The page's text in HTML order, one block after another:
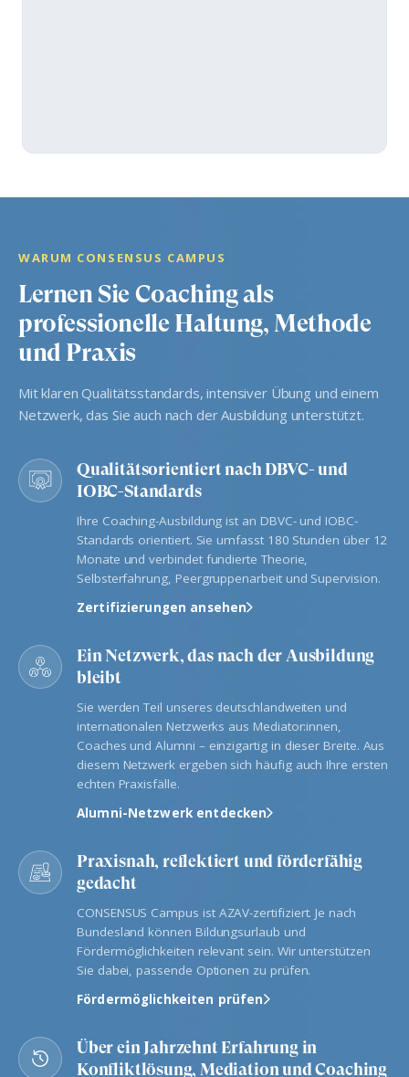
WARUM CONSENSUS CAMPUS
Lernen Sie Coaching als
professionelle Haltung, Methode
und Praxis
Mit klaren Qualitätsstandards, intensiver Übung und einem
Netzwerk, das Sie auch nach der Ausbildung unterstützt.
Qualitätsorientiert nach DBVC- und
IOBC-Standards
Ihre Coaching-Ausbildung ist an DBVC- und IOBC-
Standards orientiert. Sie umfasst 180 Stunden über 12
Monate und verbindet fundierte Theorie,
Selbsterfahrung, Peergruppenarbeit und Supervision.
Zertifizierungen ansehen
Ein Netzwerk, das nach der Ausbildung
bleibt
Sie werden Teil unseres deutschlandweiten und
internationalen Netzwerks aus Mediator:innen,
Coaches und Alumni – einzigartig in dieser Breite. Aus
diesem Netzwerk ergeben sich häufig auch Ihre ersten
echten Praxisfälle.
Alumni-Netzwerk entdecken
Praxisnah, reflektiert und förderfähig
gedacht
CONSENSUS Campus ist AZAV-zertifiziert. Je nach
Bundesland können Bildungsurlaub und
Fördermöglichkeiten relevant sein. Wir unterstützen
Sie dabei, passende Optionen zu prüfen.
Fördermöglichkeiten prüfen
Über ein Jahrzehnt Erfahrung in
Konfliktlösung, Mediation und Coaching